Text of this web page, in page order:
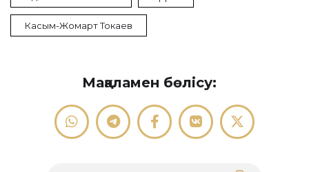
Касым-Жомарт Токаев
Мақаламен бөлісу: